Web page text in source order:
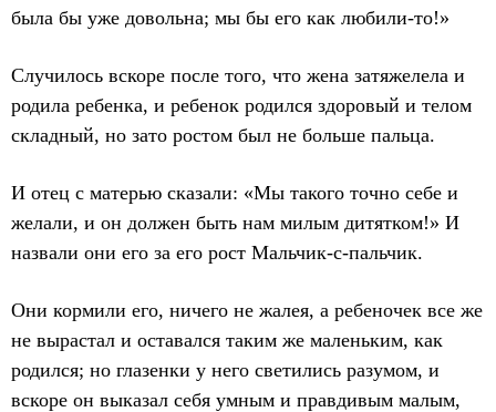
была бы уже довольна; мы бы его как любили-то!»
Случилось вскоре после того, что жена затяжелела и
родила ребенка, и ребенок родился здоровый и телом
складный, но зато ростом был не больше пальца.
И отец с матерью сказали: «Мы такого точно себе и
желали, и он должен быть нам милым дитятком!» И
назвали они его за его рост Мальчик-с-пальчик.
Они кормили его, ничего не жалея, а ребеночек все же
не вырастал и оставался таким же маленьким, как
родился; но глазенки у него светились разумом, и
вскоре он выказал себя умным и правдивым малым,